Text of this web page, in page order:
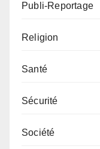
Publi-Reportage
Religion
Santé
Sécurité
Société